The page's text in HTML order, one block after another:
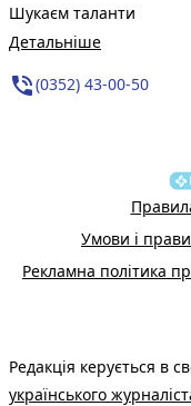
Шукаєм таланти
Детальніше
phone_in_talk(0352) 43-00-50
Умови і
Рекламна політика
Редакція керується в
українського